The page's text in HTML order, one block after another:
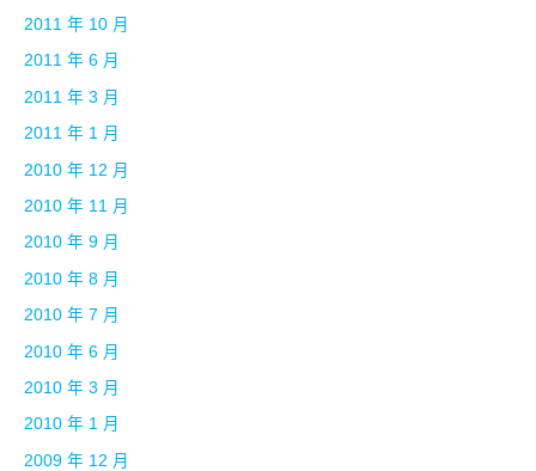
2011 年 10 月
2011 年 6 月
2011 年 3 月
2011 年 1 月
2010 年 12 月
2010 年 11 月
2010 年 9 月
2010 年 8 月
2010 年 7 月
2010 年 6 月
2010 年 3 月
2010 年 1 月
2009 年 12 月